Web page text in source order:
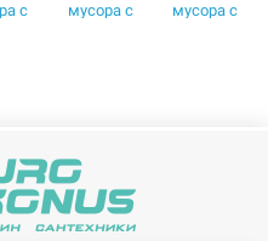
с
мусора с
мусора с
с
8